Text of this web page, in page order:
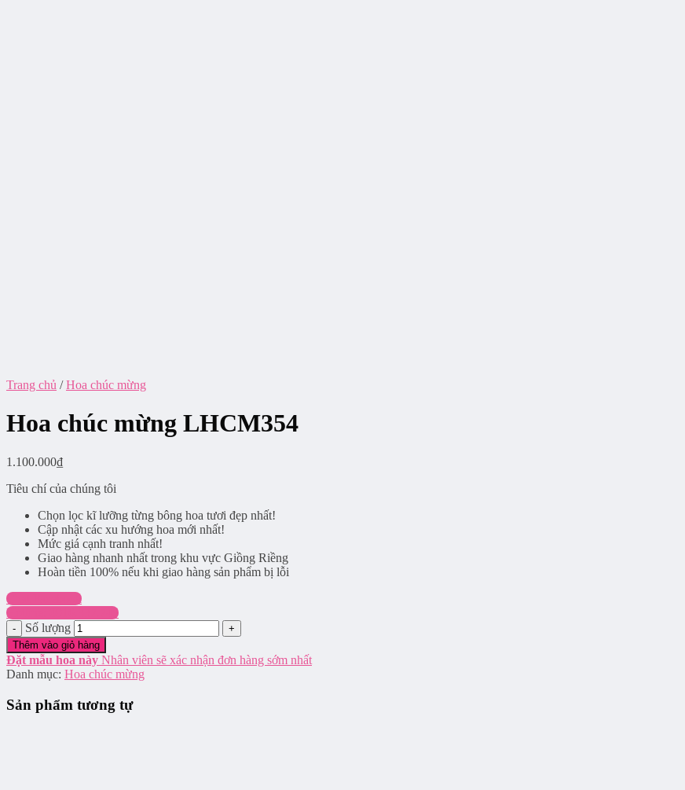
Trang chủ / Hoa chúc mừng
Hoa chúc mừng LHCM354
1.100.000₫
Tiêu chí của chúng tôi
Chọn lọc kĩ lưỡng từng bông hoa tươi đẹp nhất!
Cập nhật các xu hướng hoa mới nhất!
Mức giá cạnh tranh nhất!
Giao hàng nhanh nhất trong khu vực Giồng Riềng
Hoàn tiền 100% nếu khi giao hàng sản phẩm bị lỗi
Chat Facebook
Hotline: 0916.337.745
Số lượng
Thêm vào giỏ hàng
Đặt mẫu hoa này Nhân viên sẽ xác nhận đơn hàng sớm nhất
Danh mục: Hoa chúc mừng
Sản phẩm tương tự